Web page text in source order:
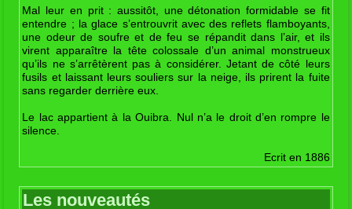
Mal leur en prit : aussitôt, une détonation formidable se fit
entendre ; la glace s’entrouvrit avec des reflets flamboyants,
une odeur de soufre et de feu se répandit dans l’air, et ils
virent apparaître la tête colossale d’un animal monstrueux
qu’ils ne s’arrêtèrent pas à considérer. Jetant de côté leurs
fusils et laissant leurs souliers sur la neige, ils prirent la fuite
sans regarder derrière eux.
Le lac appartient à la Ouibra. Nul n’a le droit d’en rompre le
silence.
Ecrit en 1886
Les nouveautés